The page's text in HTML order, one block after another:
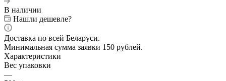
В наличии
Нашли дешевле?
Доставка по всей Беларуси.
Минимальная сумма заявки 150 рублей.
Характеристики
Вес упаковки
—